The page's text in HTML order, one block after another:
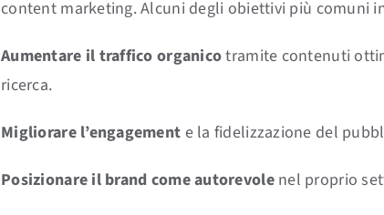
content marketing. Alcuni degli obiettivi più comuni
Aumentare il traffico organicotramite contenuti
ricerca.
Migliorare l’engagement e la fidelizzazione del
Posizionare il brand come autorevolenel proprio